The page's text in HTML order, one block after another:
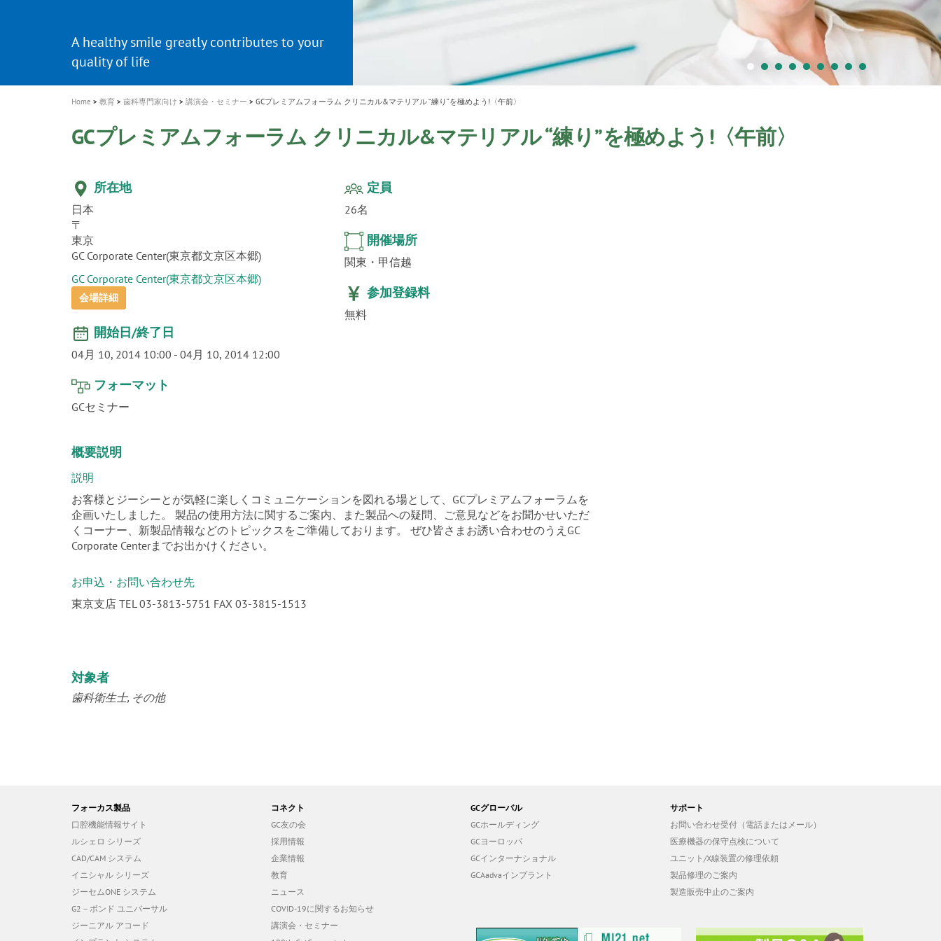
i
o
n
A healthy smile greatly contributes to your
quality of life
新発売 エバーエックス フロー
製品の詳細情報はこちら
「セラスマート テクノロジーブック」公
開
「イニシャル LiSi（リジ）ブロック テクノ
ロジーブック」公開
歯を内部まで白くする
医療ホワイトニング ティオン®
新製品 イオム ナゴミ for DH
専用サイトはこちら
新製品バキュクレーブ 118 / 318 Prime
製品の詳細情報はこちら
インプラント Aadva®
ショートインプラント新発売
GCグループ企業
Home 教育 歯科専門家向け 講演会・セミナー GCプレミアムフォーラム クリニカル&マテリアル “練り”を極めよう!〈午前〉
GCプレミアムフォーラム クリニカル&マテリアル “練り”を極めよう!〈午前〉
所在地
日本
〒
東京
GC Corporate Center(東京都文京区本郷)
GC Corporate Center(東京都文京区本郷)
会場詳細
開始日/終了日
04月 10, 2014 10:00 - 04月 10, 2014 12:00
フォーマット
GCセミナー
定員
26名
開催場所
関東・甲信越
参加登録料
無料
概要説明
説明
お客様とジーシーとが気軽に楽しくコミュニケーションを図れる場として、GCプレミアムフォーラムを
企画いたしました。 製品の使用方法に関するご案内、また製品への疑問、ご意見などをお聞かせいただ
くコーナー、新製品情報などのトピックスをご準備しております。 ぜひ皆さまお誘い合わせのうえGC
Corporate Centerまでお出かけください。
お申込・お問い合わせ先
東京支店 TEL 03-3813-5751 FAX 03-3815-1513
対象者
歯科衛生士 その他
フォーカス製品
口腔機能情報サイト
ルシェロ シリーズ
CAD/CAM システム
イニシャル シリーズ
ジーセムONE システム
G2－ボンド ユニバーサル
ジーニアル アコード
コネクト
GC友の会
採用情報
企業情報
教育
ニュース
COVID-19に関するお知らせ
講演会・セミナー
GCグローバル
GCホールディング
GCヨーロッパ
GCインターナショナル
GCAadvaインプラント
サポート
お問い合わせ受付（電話またはメール）
医療機器の保守点検について
ユニット/X線装置の修理依頼
製品修理のご案内
製造販売中止のご案内